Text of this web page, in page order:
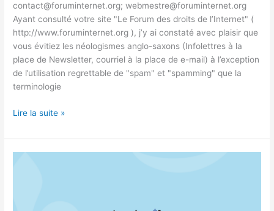
contact@foruminternet.org; webmestre@foruminternet.org
Ayant consulté votre site "Le Forum des droits de l’Internet" (
http://www.foruminternet.org ), j’y ai constaté avec plaisir que
vous évitiez les néologismes anglo-saxons (Infolettres à la
place de Newsletter, courriel à la place de e-mail) à l’exception
de l’utilisation regrettable de "spam" et "spamming" que la
terminologie
Lire la suite »